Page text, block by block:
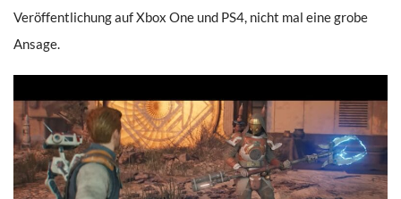
Veröffentlichung auf Xbox One und PS4, nicht mal eine grobe
Ansage.